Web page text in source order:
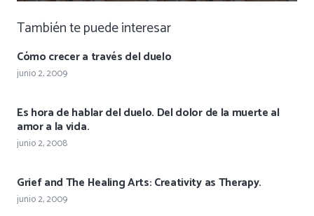
También te puede interesar
Cómo crecer a través del duelo
junio 2, 2009
Es hora de hablar del duelo. Del dolor de la muerte al
amor a la vida.
junio 2, 2008
Grief and The Healing Arts: Creativity as Therapy.
junio 2, 2009